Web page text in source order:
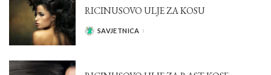
RICINUSOVO ULJE ZA KOSU
POSTED
SAVJETNICA